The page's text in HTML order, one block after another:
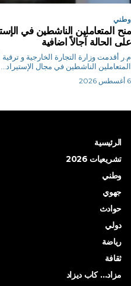
وطني
منح المتعاملين الناشطين في
على الحالة آجالاً اضافية
م.ر أقدمت وزارة التجارة الخارجية و
المتعاملين الناشطين في مجال الإستيراد...
6 أغسطس 2026
الرئيسية
تشريعيات 2026
وطني
جهوي
حوادث
دولي
رياضة
ثقافة
مزاد… كاب ديزاد